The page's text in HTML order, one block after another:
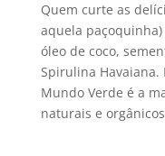
Quem curte as
aquela
óleo de coco,
Spirulina Havaiana.
Mundo Verde é a
naturais e